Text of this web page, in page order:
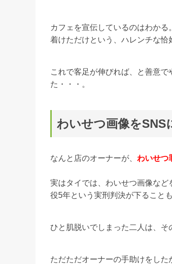
カフェを宣伝しているのはわかる
着けただけという、ハレンチな恰
これで客足が伸びれば、と善意
た・・・。
わいせつ画像をSNS
なんと店のオーナーが、 わいせつ
実はタイでは、わいせつ画像な
役5年という実刑判決が下ること
ひと肌脱いでしまった二人は、そ
ただただオーナーの手助けをした